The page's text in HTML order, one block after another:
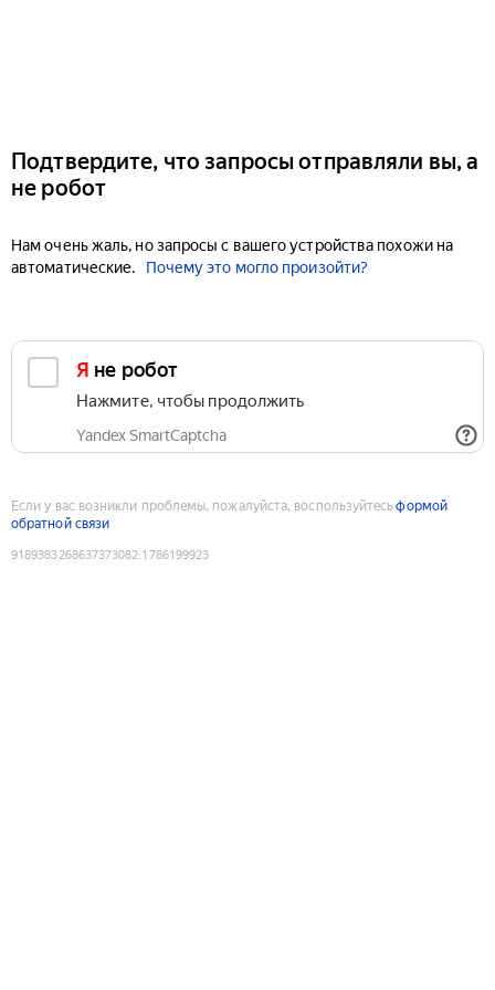
Подтвердите, что запросы отправляли вы, а
не робот
Нам очень жаль, но запросы с вашего устройства похожи на
автоматические.
Почему это могло произойти?
Я не робот
Нажмите, чтобы продолжить
Yandex SmartCaptcha
Если у вас возникли проблемы, пожалуйста, воспользуйтесьформой
обратной связи
9189383268637373082:1786199923